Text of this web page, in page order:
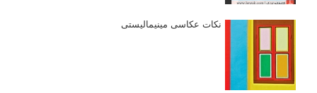
نکات عکاسی مینیمالیستی